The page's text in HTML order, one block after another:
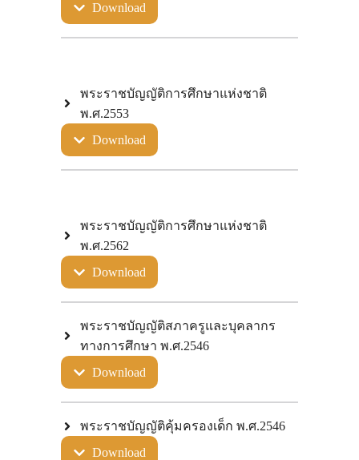
Download
พระราชบัญญัติการศึกษาแห่งชาติ
พ.ศ.2553
Download
พระราชบัญญัติการศึกษาแห่งชาติ
พ.ศ.2562
Download
พระราชบัญญัติสภาครูและบุคลากร
ทางการศึกษา พ.ศ.2546
Download
พระราชบัญญัติคุ้มครองเด็ก พ.ศ.2546
Download